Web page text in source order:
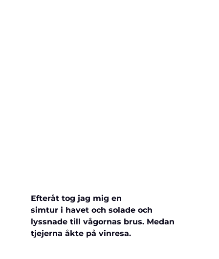
Efteråt tog jag mig en
simtur i havet och solade och
lyssnade till vågornas brus. Medan
tjejerna åkte på vinresa.